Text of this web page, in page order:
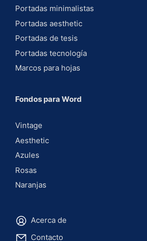
Portadas minimalistas
Portadas aesthetic
Portadas de tesis
Portadas tecnología
Marcos para hojas
Fondos para Word
Vintage
Aesthetic
Azules
Rosas
Naranjas
Acerca de
Contacto